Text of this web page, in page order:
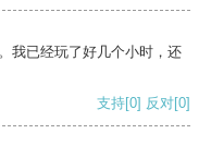
我已经玩了好几个小时，还
支持[0] 反对[0]